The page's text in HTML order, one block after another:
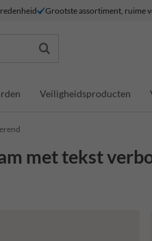
Grootste assortiment, ruime
Veiligheidsproducten
met tekst